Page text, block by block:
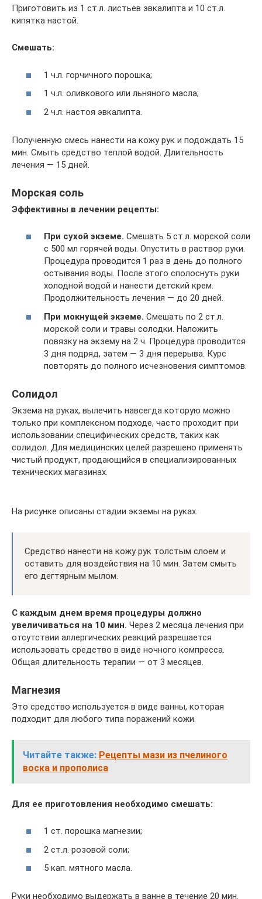
Приготовить из 1 ст.л. листьев эвкалипта и 10 ст.л.
кипятка настой.
Смешать:
1 ч.л. горчичного порошка;
1 ч.л. оливкового или льняного масла;
2 ч.л. настоя эвкалипта.
Полученную смесь нанести на кожу рук и подождать 15
мин. Смыть средство теплой водой. Длительность
лечения — 15 дней.
Морская соль
Эффективны в лечении рецепты:
При сухой экземе. Смешать 5 ст.л. морской соли
с 500 мл горячей воды. Опустить в раствор руки.
Процедура проводится 1 раз в день до полного
остывания воды. После этого сполоснуть руки
холодной водой и нанести детский крем.
Продолжительность лечения — до 20 дней.
При мокнущей экземе. Смешать по 2 ст.л.
морской соли и травы солодки. Наложить
повязку на экзему на 2 ч. Процедура проводится
3 дня подряд, затем — 3 дня перерыва. Курс
повторять до полного исчезновения симптомов.
Солидол
Экзема на руках, вылечить навсегда которую можно
только при комплексном подходе, часто проходит при
использовании специфических средств, таких как
солидол. Для медицинских целей разрешено применять
чистый продукт, продающийся в специализированных
технических магазинах.
На рисунке описаны стадии экземы на руках.
Средство нанести на кожу рук толстым слоем и
оставить для воздействия на 10 мин. Затем смыть
его дегтярным мылом.
С каждым днем время процедуры должно
увеличиваться на 10 мин. Через 2 месяца лечения при
отсутствии аллергических реакций разрешается
использовать средство в виде ночного компресса.
Общая длительность терапии — от 3 месяцев.
Магнезия
Это средство используется в виде ванны, которая
подходит для любого типа поражений кожи.
Читайте также: Рецепты мази из пчелиного
воска и прополиса
Для ее приготовления необходимо смешать:
1 ст. порошка магнезии;
2 ст.л. розовой соли;
5 кап. мятного масла.
Руки необходимо выдержать в ванне в течение 20 мин.